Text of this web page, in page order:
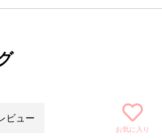
ビュー
お気に入り